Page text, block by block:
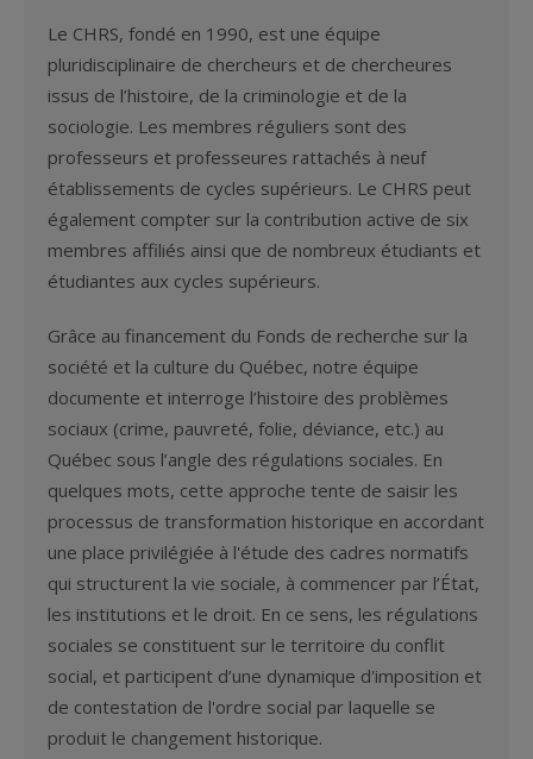
Le CHRS, fondé en 1990, est une équipe
pluridisciplinaire de chercheurs et de chercheures
issus de l’histoire, de la criminologie et de la
sociologie. Les membres réguliers sont des
professeurs et professeures rattachés à neuf
établissements de cycles supérieurs. Le CHRS peut
également compter sur la contribution active de six
membres affiliés ainsi que de nombreux étudiants et
étudiantes aux cycles supérieurs.
Grâce au financement du Fonds de recherche sur la
société et la culture du Québec, notre équipe
documente et interroge l’histoire des problèmes
sociaux (crime, pauvreté, folie, déviance, etc.) au
Québec sous l’angle des régulations sociales. En
quelques mots, cette approche tente de saisir les
processus de transformation historique en accordant
une place privilégiée à l'étude des cadres normatifs
qui structurent la vie sociale, à commencer par l’État,
les institutions et le droit. En ce sens, les régulations
sociales se constituent sur le territoire du conflit
social, et participent d’une dynamique d'imposition et
de contestation de l'ordre social par laquelle se
produit le changement historique.